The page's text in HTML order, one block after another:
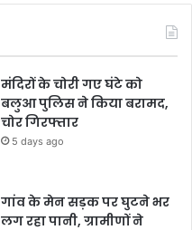
मंदिरों के चोरी गए घंटे को
बलुआ पुलिस ने किया बरामद,
चोर गिरफ्तार
5 days ago
गांव के मेन सड़क पर घुटने भर
लग रहा पानी, ग्रामीणों ने